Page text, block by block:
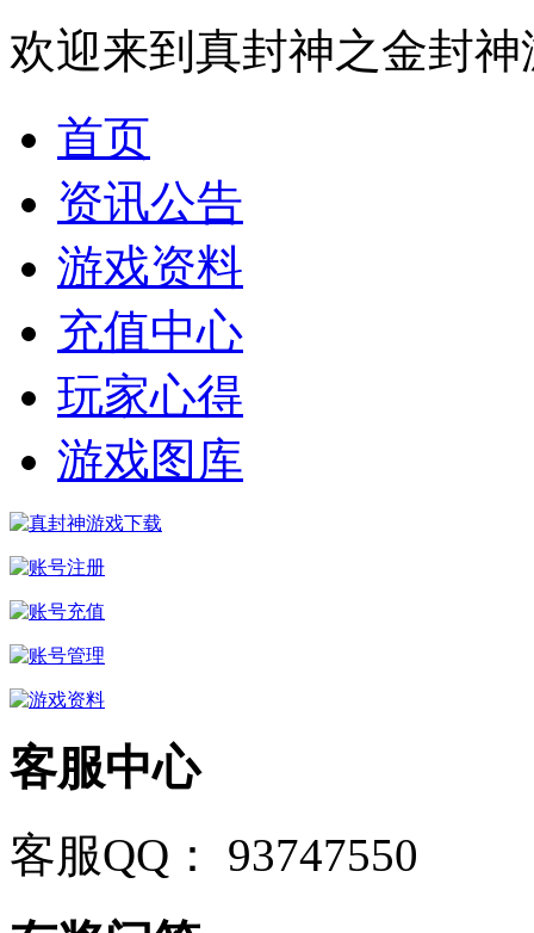
欢迎来到真封神之金封
首页
资讯公告
游戏资料
充值中心
玩家心得
游戏图库
客服中心
客服QQ： 93747550